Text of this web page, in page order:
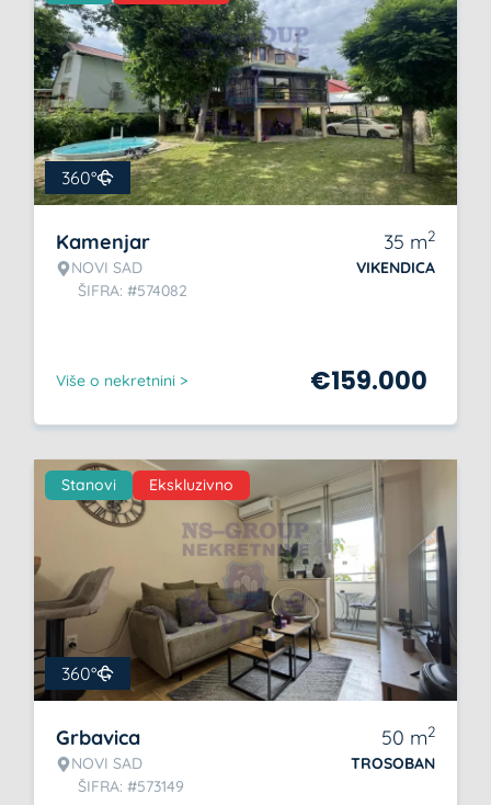
360°
Kamenjar
NOVI SAD
ŠIFRA: #574082
35 m2
VIKENDICA
Više o nekretnini > €159.000
Stanovi Ekskluzivno
360°
Grbavica
NOVI SAD
ŠIFRA: #573149
50 m2
TROSOBAN